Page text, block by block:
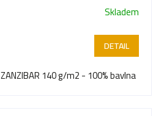
Skladem
DETAIL
140 g/m2 - 100% bavlna